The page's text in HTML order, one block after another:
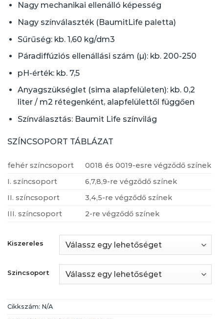
Nagy mechanikai ellenálló képesség
Nagy színválaszték (BaumitLife paletta)
Sűrűség: kb. 1,60 kg/dm3
Páradiffúziós ellenállási szám (µ): kb. 200-250
pH-érték: kb. 7,5
Anyagszükséglet (sima alapfelületen): kb. 0,2
liter / m2 rétegenként, alapfelülettől függően
Színválasztás: Baumit Life színvilág
SZÍNCSOPORT TÁBLÁZAT
fehér színcsoport
0018 és 0019-esre végződő színek
I. színcsoport
6,7,8,9-re végződő színek
II. színcsoport
3,4,5-re végződő színek
III. színcsoport
2-re végződő színek
Kiszereles
Szincsoport
Cikkszám: N/A